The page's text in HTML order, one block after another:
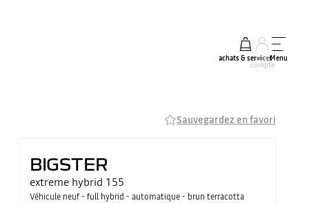
achats & services
mon
compte
Menu
Sauvegardez en favori
BIGSTER
extreme hybrid 155
Véhicule neuf - full hybrid - automatique - brun terracotta